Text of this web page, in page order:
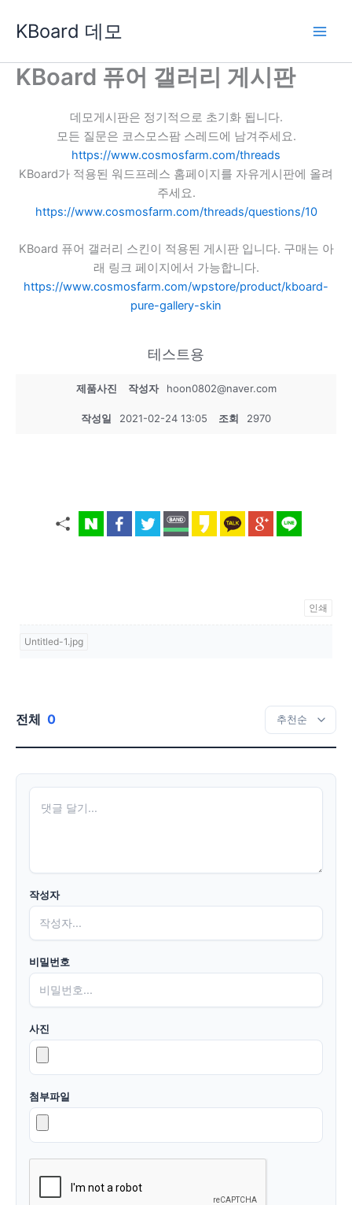
로
KBoard 데모
KBoard 퓨어 갤러리 게시판
데모게시판은 정기적으로 초기화 됩니다.
모든 질문은 코스모스팜 스레드에 남겨주세요.
https://www.cosmosfarm.com/threads
KBoard가 적용된 워드프레스 홈페이지를 자유게시판에 올려
주세요.
https://www.cosmosfarm.com/threads/questions/10
KBoard 퓨어 갤러리 스킨이 적용된 게시판 입니다. 구매는 아
래 링크 페이지에서 가능합니다.
https://www.cosmosfarm.com/wpstore/product/kboard-
pure-gallery-skin
테스트용
제품사진 작성자 hoon0802@naver.com
작성일 2021-02-24 13:05 조회 2970
인쇄
Untitled-1.jpg
전체 0
작성자
비밀번호
사진
첨부파일